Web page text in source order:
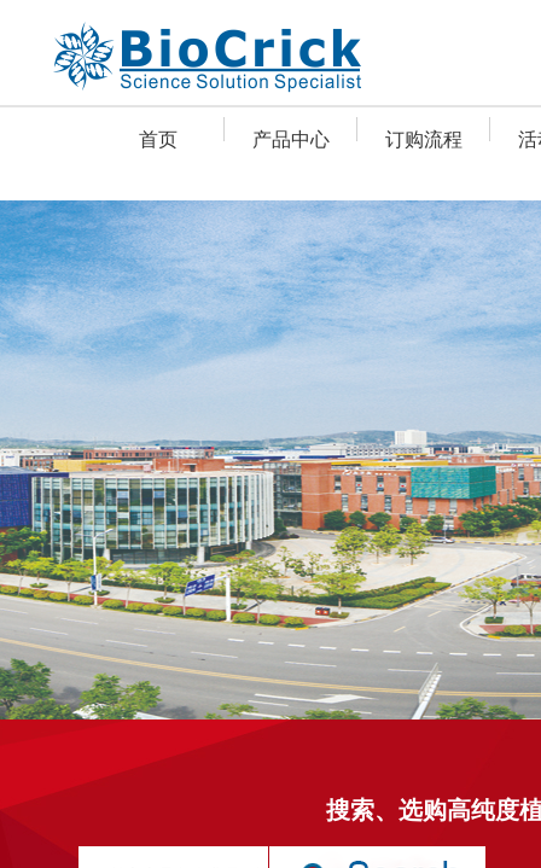
首页 产品中心 订购流程 活
搜索、选购高纯度